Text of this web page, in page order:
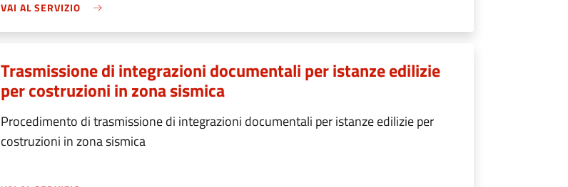
VAI AL SERVIZIO
Trasmissione di integrazioni documentali per istanze edilizie
per costruzioni in zona sismica
Procedimento di trasmissione di integrazioni documentali per istanze edilizie per
costruzioni in zona sismica